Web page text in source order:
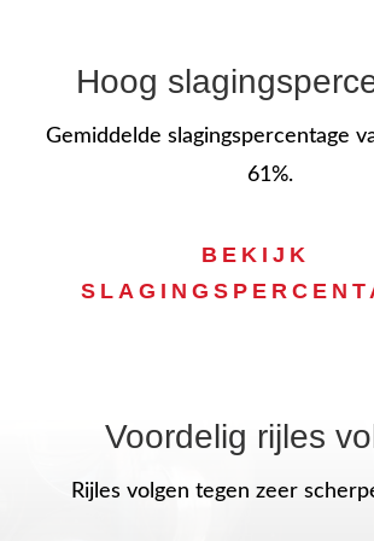
Hoog
Gemiddelde slagingspercentage
61%.
BEKIJK
Voordelig rijles
Rijles volgen tegen zeer